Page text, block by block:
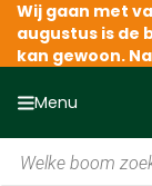
Wij gaan met
augustus is de
kan gewoon.
Menu
Producten
zoeken